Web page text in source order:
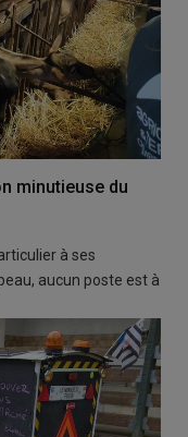
minutieuse du
à ses
aucun poste est à